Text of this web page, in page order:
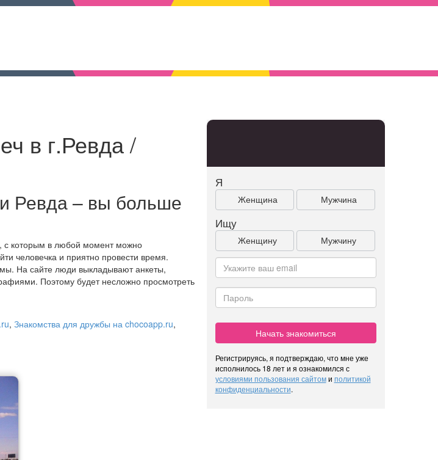
в г.Ревда /
Ревда – вы больше
с которым в любой момент можно
человечка и приятно провести время.
На сайте люди выкладывают анкеты,
Поэтому будет несложно просмотреть
, Знакомства для дружбы на chocoapp.ru,
Я
Женщина Мужчина
Ищу
Женщину Мужчину
Начать знакомиться
Регистрируясь, я подтверждаю, что мне уже
исполнилось 18 лет и я ознакомился с
условиями пользования сайтоми политикой
конфиденциальности.